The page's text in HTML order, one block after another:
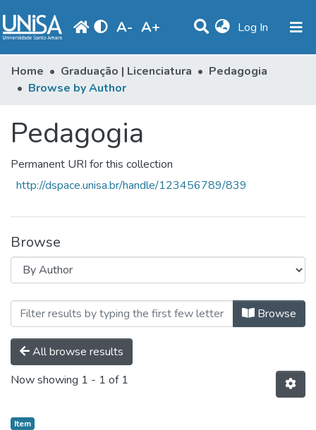
A- A+ Log In (current)
Communities & Collections
Produção Docente
Periodicals
Home Graduação | Licenciatura
Pedagogia
Browse by Author
Pedagogia
Permanent URI for this collection
http://dspace.unisa.br/handle/123456789/839
Browse
Browsing Pedagogia by Author
Browse
All browse results
Now showing 1 - 1 of 1
Item